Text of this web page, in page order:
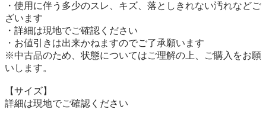
・使用に伴う多少のスレ、キズ、落としきれない汚れなどご
ざいます
・詳細は現地でご確認ください
・お値引きは出来かねますのでご了承願います
※中古品のため、状態についてはご理解の上、ご購入をお願
いします。
【サイズ】
詳細は現地でご確認ください